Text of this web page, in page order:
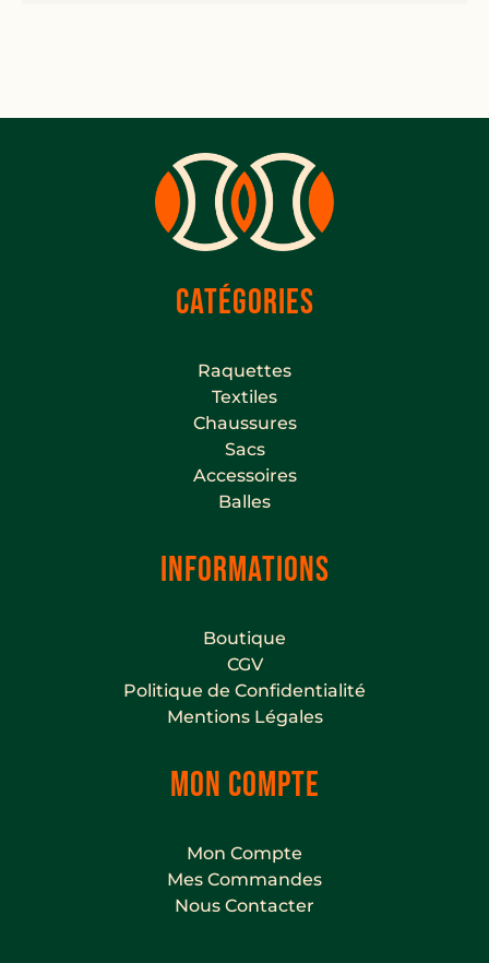
CATÉGORIES
Raquettes
Textiles
Chaussures
Sacs
Accessoires
Balles
INFORMATIONS
Boutique
CGV
Politique de Confidentialité
Mentions Légales
MON COMPTE
Mon Compte
Mes Commandes
Nous Contacter